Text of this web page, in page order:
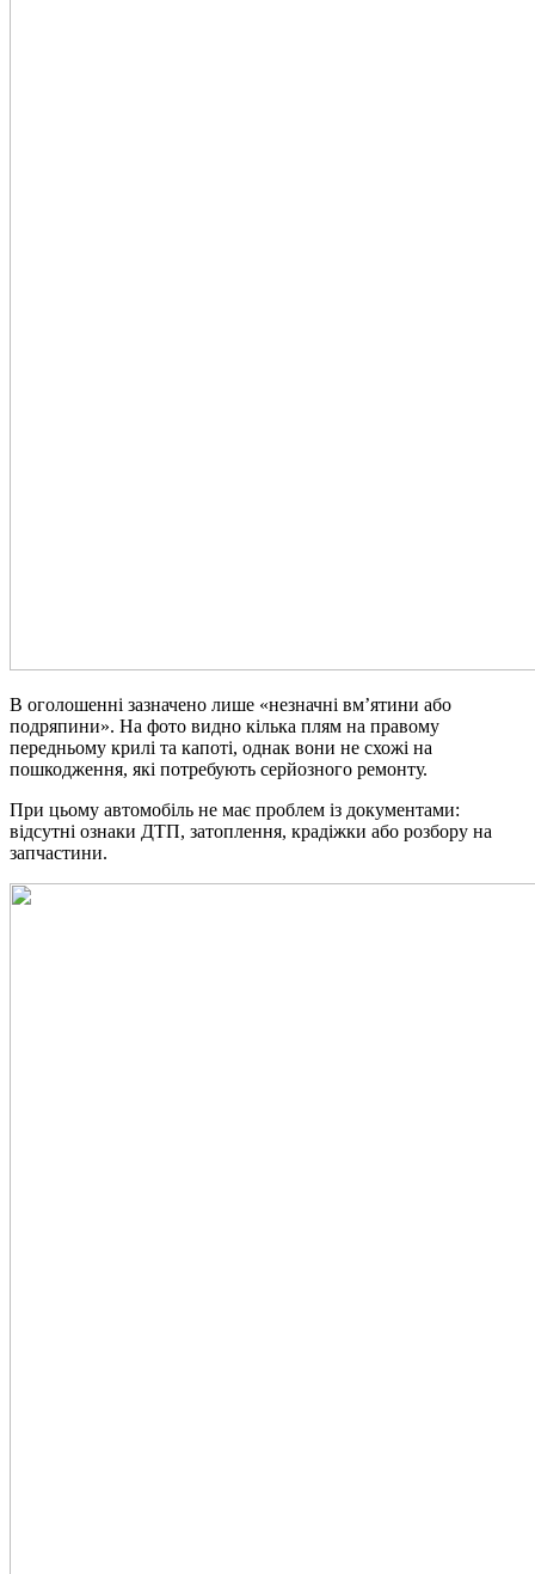
В оголошенні зазначено лише «незначні вм’ятини або
подряпини». На фото видно кілька плям на правому
передньому крилі та капоті, однак вони не схожі на
пошкодження, які потребують серйозного ремонту.
При цьому автомобіль не має проблем із документами:
відсутні ознаки ДТП, затоплення, крадіжки або розбору на
запчастини.